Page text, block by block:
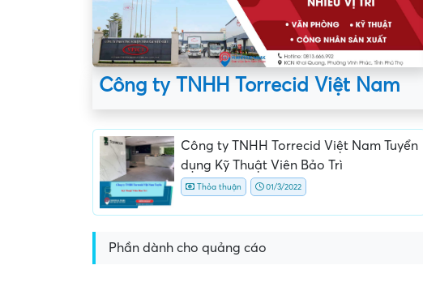
Công ty TNHH Torrecid Việt Nam
Công ty TNHH Torrecid Việt Nam Tuyển
dụng Kỹ Thuật Viên Bảo Trì
Thỏa thuận 01/3/2022
Phần dành cho quảng cáo